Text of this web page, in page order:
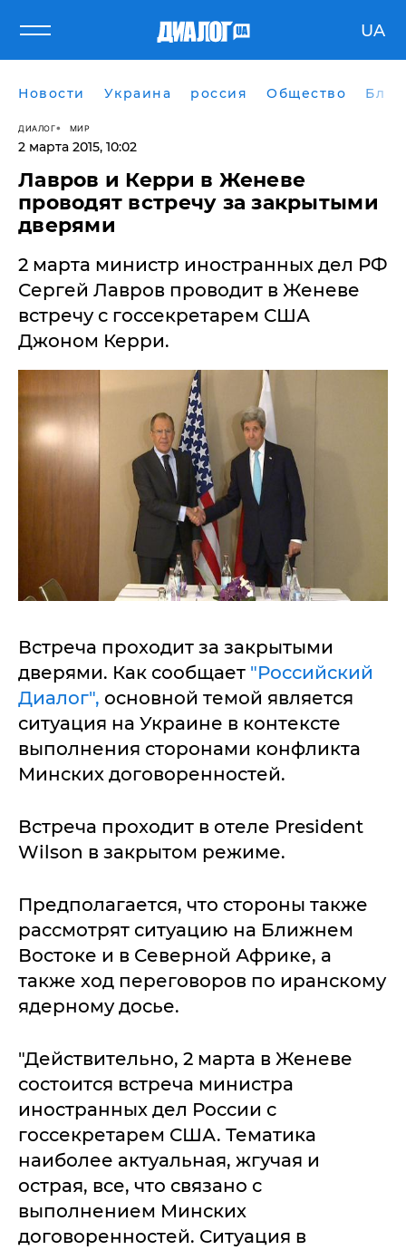
UA
Новости Украина россия Общество
ДИАЛОГ МИР
2 марта 2015, 10:02
Лавров и Керри в Женеве
проводят встречу за закрытыми
дверями
2 марта министр иностранных дел РФ
Сергей Лавров проводит в Женеве
встречу с госсекретарем США
Джоном Керри.
Встреча проходит за закрытыми
дверями. Как сообщает "Российский
Диалог", основной темой является
ситуация на Украине в контексте
выполнения сторонами конфликта
Минских договоренностей.
Встреча проходит в отеле President
Wilson в закрытом режиме.
Предполагается, что стороны также
рассмотрят ситуацию на Ближнем
Востоке и в Северной Африке, а
также ход переговоров по иранскому
ядерному досье.
"Действительно, 2 марта в Женеве
состоится встреча министра
иностранных дел России с
госсекретарем США. Тематика
наиболее актуальная, жгучая и
острая, все, что связано с
выполнением Минских
договоренностей. Ситуация в